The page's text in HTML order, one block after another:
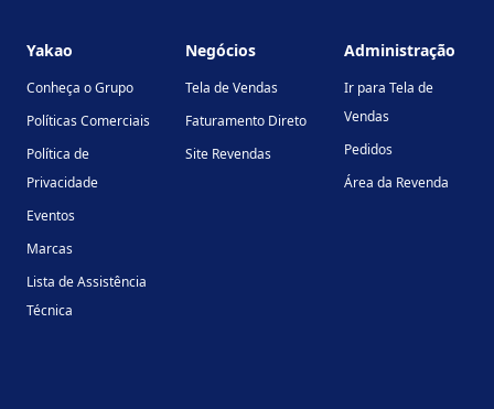
Yakao
Conheça o Grupo
Políticas Comerciais
Política de
Privacidade
Eventos
Marcas
Lista de Assistência
Técnica
Negócios
Tela de Vendas
Faturamento Direto
Site Revendas
Administração
Ir para Tela de
Vendas
Pedidos
Área da Revenda